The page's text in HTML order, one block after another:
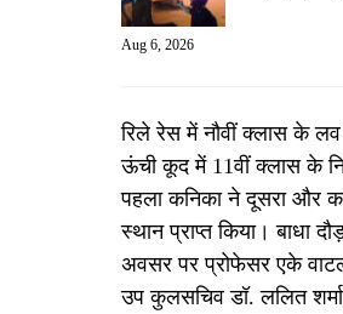
Aug 6, 2026
रिले रेस में नौवीं क्लास के लव
ऊंची कूद में 11वीं क्लास के
पहला कनिका ने दूसरा और
स्थान प्राप्त किया। बाधा
अवसर पर प्रोफेसर एके
उप कुलसचिव डॉ. ललित